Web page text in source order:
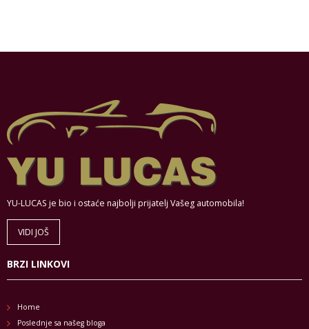
YU-LUCAS je bio i ostaće najbolji prijatelj Vašeg automobila!
VIDI JOŠ
BRZI LINKOVI
Home
Poslednje sa našeg bloga